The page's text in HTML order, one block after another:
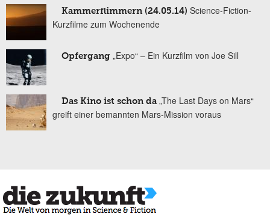
Kammerflimmern (24.05.14) Science-Fiction-
Kurzfilme zum Wochenende
Opfergang „Expo“ – Ein Kurzfilm von Joe Sill
Das Kino ist schon da „The Last Days on Mars“
greift einer bemannten Mars-Mission voraus